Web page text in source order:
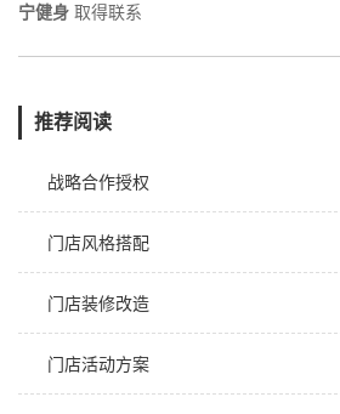
宁健身 取得联系
推荐阅读
战略合作授权
门店风格搭配
门店装修改造
门店活动方案